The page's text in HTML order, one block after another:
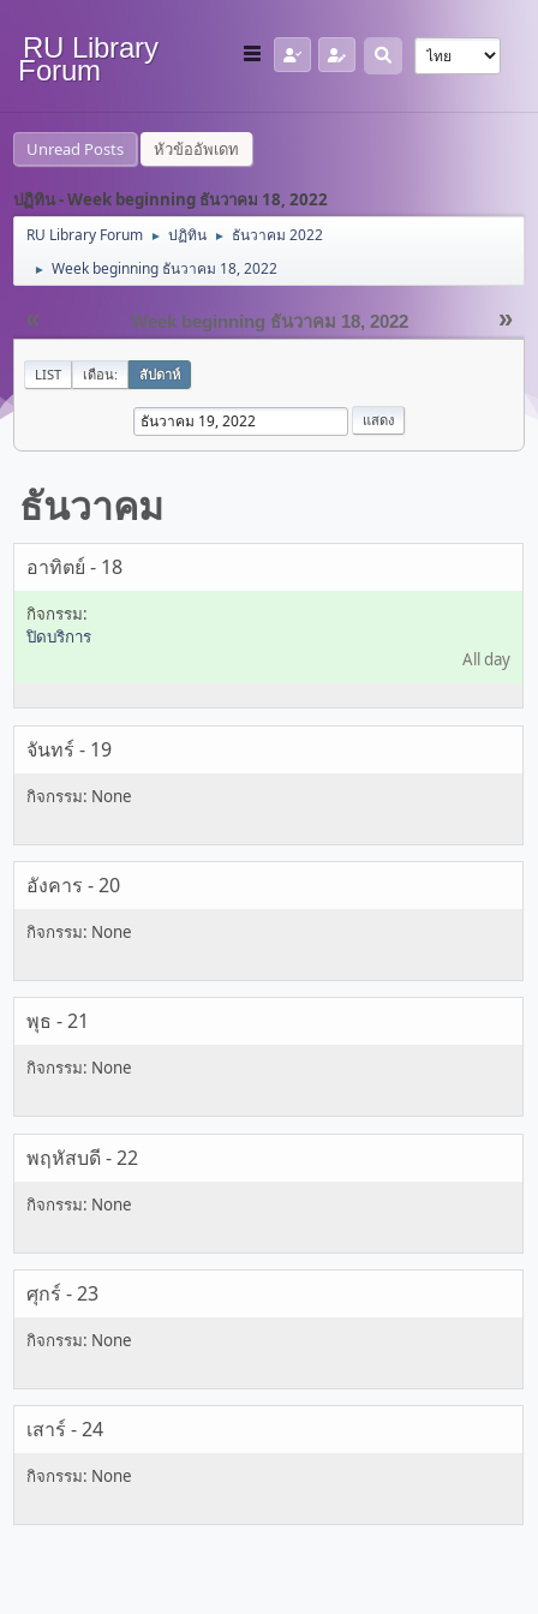
RU Library
Forum
Unread Posts หัวข้ออัพเดท
ปฏิทิน - Week beginning ธันวาคม 18, 2022
RU Library Forum ► ปฏิทิน ► ธันวาคม 2022
► Week beginning ธันวาคม 18, 2022
« »
Week beginning ธันวาคม 18, 2022
LIST เดือน: สัปดาห์
ธันวาคม
อาทิตย์ - 18
ปิดบริการ
All day
จันทร์ - 19
อังคาร - 20
พุธ - 21
พฤหัสบดี - 22
ศุกร์ - 23
เสาร์ - 24